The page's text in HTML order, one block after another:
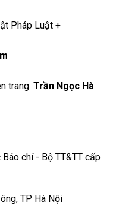
Pháp Luật +
trang: Trần Ngọc Hà
chí - Bộ TT&TT cấp
TP Hà Nội